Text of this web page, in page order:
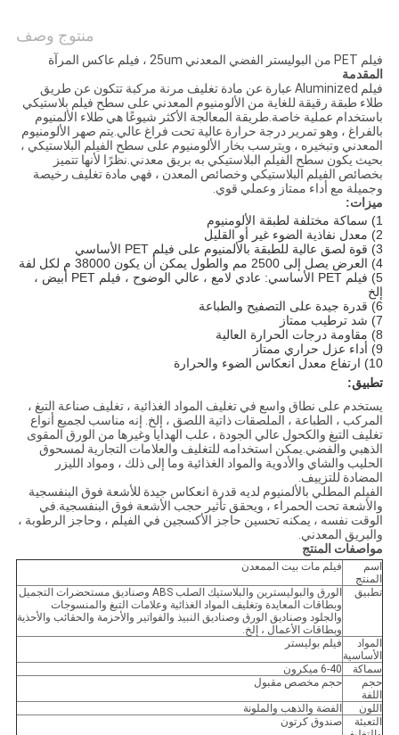
منتوج وصف
فيلم PET من البوليستر الفضي المعدني 25um ، فيلم عاكس المرآة
المقدمة
فيلم Aluminized عبارة عن مادة تغليف مرنة مركبة تتكون عن طريق
طلاء طبقة رقيقة للغاية من الألومنيوم المعدني على سطح فيلم بلاستيكي
باستخدام عملية خاصة.طريقة المعالجة الأكثر شيوعًا هي طلاء الألمنيوم
بالفراغ ، وهو تمرير درجة حرارة عالية تحت فراغ عالي.يتم صهر الألومنيوم
المعدني وتبخيره ، ويترسب بخار الألومنيوم على سطح الفيلم البلاستيكي ،
بحيث يكون سطح الفيلم البلاستيكي به بريق معدني.نظرًا لأنها تتميز
بخصائص الفيلم البلاستيكي وخصائص المعدن ، فهي مادة تغليف رخيصة
وجميلة مع أداء ممتاز وعملي قوي.
ميزات:
1) سماكة مختلفة لطبقة الألومنيوم
2) معدل نفاذية الضوء غير أو القليل
3) قوة لصق عالية للطبقة بالألمنيوم على فيلم PET الأساسي
4) العرض يصل إلى 2500 مم والطول يمكن أن يكون 38000 م لكل لفة
5) فيلم PET الأساسي: عادي لامع ، عالي الوضوح ، فيلم PET أبيض ،
إلخ
6) قدرة جيدة على التصفيح والطباعة
7) شد ترطيب ممتاز
8) مقاومة درجات الحرارة العالية
9) أداء عزل حراري ممتاز
10) ارتفاع معدل انعكاس الضوء والحرارة
تطبيق:
يستخدم على نطاق واسع في تغليف المواد الغذائية ، تغليف صناعة التبغ ،
المركب ، الطباعة ، الملصقات ذاتية اللصق ، إلخ. إنه مناسب لجميع أنواع
تغليف التبغ والكحول عالي الجودة ، علب الهدايا وغيرها من الورق المقوى
الذهبي والفضي.يمكن استخدامه للتغليف والعلامات التجارية لمسحوق
الحليب والشاي والأدوية والمواد الغذائية وما إلى ذلك ، ومواد الليزر
المضادة للتزييف.
الفيلم المطلي بالألمنيوم لديه قدرة انعكاس جيدة للأشعة فوق البنفسجية
والأشعة تحت الحمراء ، ويحقق تأثير حجب الأشعة فوق البنفسجية.في
الوقت نفسه ، يمكنه تحسين حاجز الأكسجين في الفيلم ، وحاجز الرطوبة ،
والبريق المعدني.
مواصفات المنتج
اسم
المنتج
فيلم مات بيت الممعدن
تطبيق
الورق والبوليسترين والبلاستيك الصلب ABS وصناديق مستحضرات التجميل
وبطاقات المعايدة وتغليف المواد الغذائية وعلامات التبغ والمنسوجات
والجلود وصناديق الورق وصناديق النبيذ والفواتير والأحزمة والحقائب والأحذية
وبطاقات الأعمال ، إلخ.
المواد
الأساسية
فيلم بوليستر
سماكة
6-40 ميكرون
حجم
اللفة
حجم مخصص مقبول
اللون
الفضة والذهب والملونة
التعبئة
صندوق كرتون